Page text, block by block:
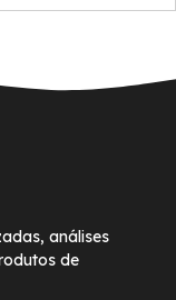
análises
de